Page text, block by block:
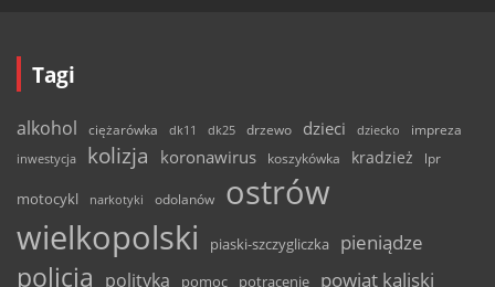
Tagi
alkohol ciężarówka dk11 dk25 drzewo dzieci dziecko
impreza
inwestycja
kolizja koronawirus koszykówka kradzież lpr
motocykl narkotyki odolanów
ostrów
wielkopolski
piaski-szczygliczka pieniądze
policja polityka pomoc potrącenie powiat kaliski